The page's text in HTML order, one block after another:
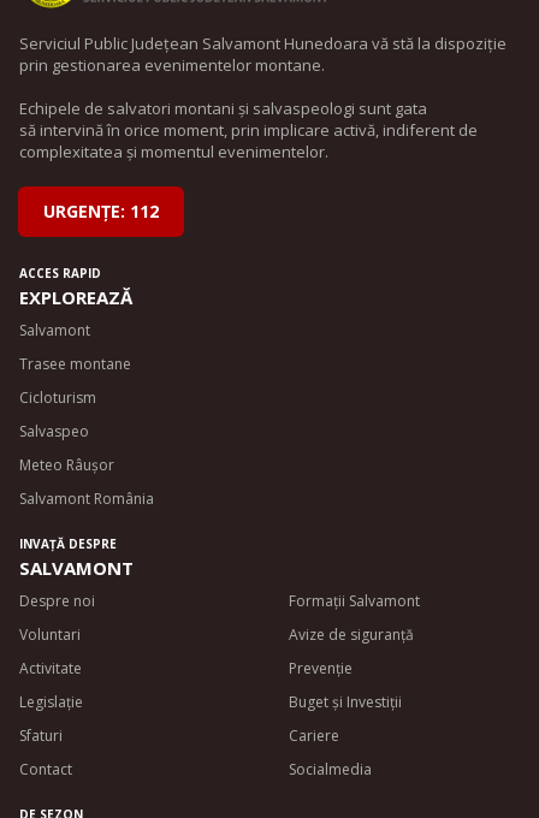
Serviciul Public Județean Salvamont Hunedoara vă stă la dispoziție
prin gestionarea evenimentelor montane.
Echipele de salvatori montani și salvaspeologi sunt gata
să intervină în orice moment, prin implicare activă, indiferent de
complexitatea și momentul evenimentelor.
URGENȚE: 112
ACCES RAPID
EXPLOREAZĂ
Salvamont
Trasee montane
Cicloturism
Salvaspeo
Meteo Râușor
Salvamont România
INVAȚĂ DESPRE
SALVAMONT
Despre noi
Voluntari
Activitate
Legislație
Sfaturi
Contact
Formații Salvamont
Avize de siguranță
Prevenție
Buget și Investiții
Cariere
Socialmedia